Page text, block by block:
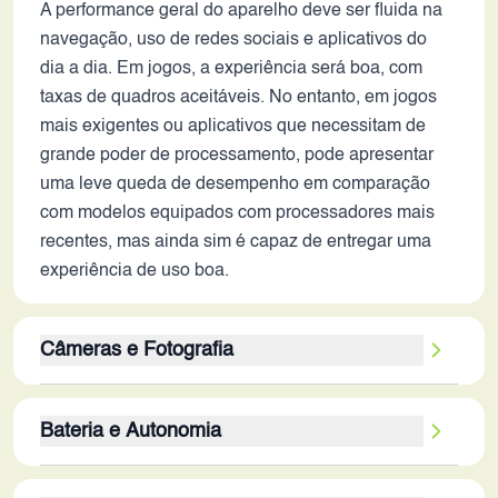
A performance geral do aparelho deve ser fluida na
navegação, uso de redes sociais e aplicativos do
dia a dia. Em jogos, a experiência será boa, com
taxas de quadros aceitáveis. No entanto, em jogos
mais exigentes ou aplicativos que necessitam de
grande poder de processamento, pode apresentar
uma leve queda de desempenho em comparação
com modelos equipados com processadores mais
recentes, mas ainda sim é capaz de entregar uma
experiência de uso boa.
Câmeras e Fotografia
de 50MP e 50MP, combinada com a estabilização
óptica, promete fotos e vídeos de alta qualidade. A
Bateria e Autonomia